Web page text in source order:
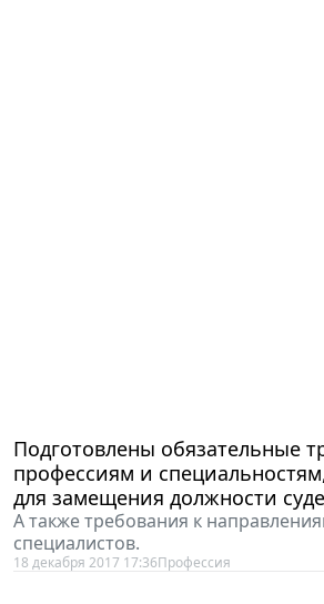
Подготовлены обязательные
профессиям и
для замещения должности
А также требования к
специалистов.
18 декабря 2017 17:36Профессия